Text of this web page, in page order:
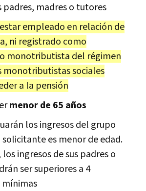
padres, madres o tutores
empleado en relación de
ni registrado como
monotributista del régimen
monotributistas sociales
a la pensión
menor de 65 años
los ingresos del grupo
es menor de edad.
los ingresos de sus padres o
ser superiores a 4